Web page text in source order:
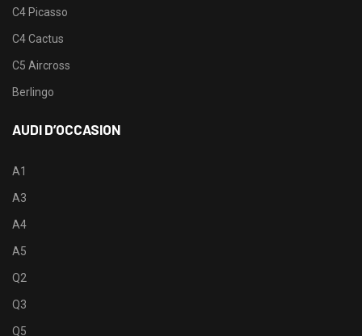
C4 Picasso
C4 Cactus
C5 Aircross
Berlingo
AUDI D’OCCASION
A1
A3
A4
A5
Q2
Q3
Q5